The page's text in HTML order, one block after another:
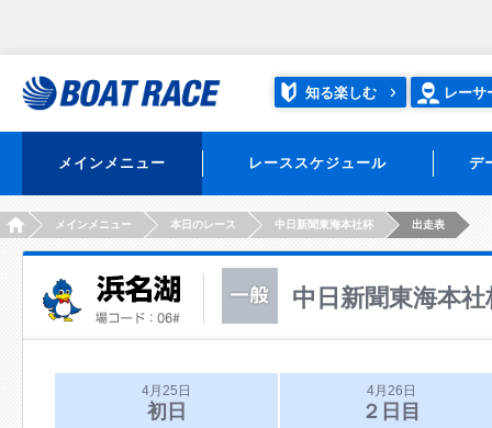
知る楽しむ レーサ
メインメニュー レーススケジュール デ
HOMEメインメニュー 本日のレース 中日新聞東海本社杯 出走表
中日新聞東海本社
4月25日
初日
4月26日
２日目